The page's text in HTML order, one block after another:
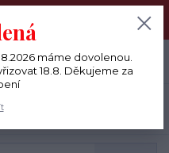
máme dovolenou. Vaše
Děkujeme za pochopení
0 Kč
máme dovolenou.
18.8. Děkujeme za